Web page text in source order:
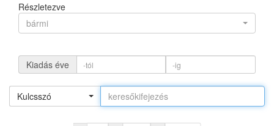
Részletezve
bármi
Kiadás éve
Kulcsszó